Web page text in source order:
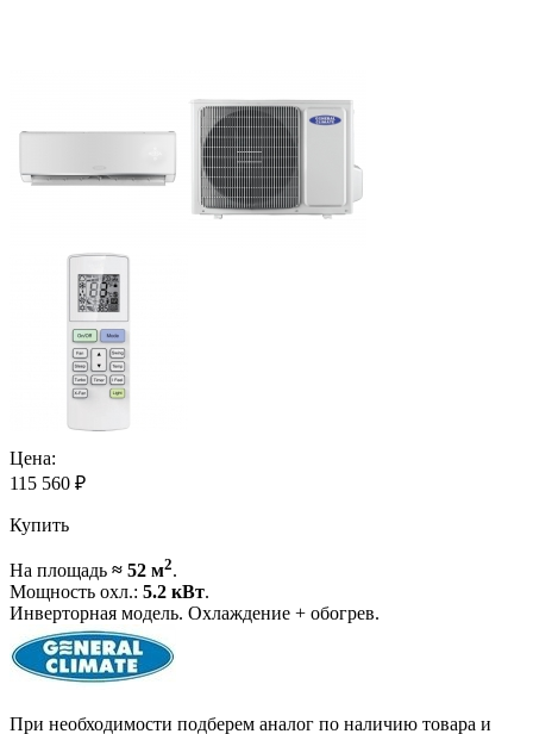
Цена:
115 560 ₽
Купить
На площадь ≈ 52 м2.
Мощность охл.: 5.2 кВт.
Инверторная модель. Охлаждение + обогрев.
При необходимости подберем аналог по наличию товара и